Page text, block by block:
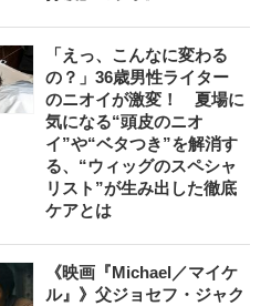
「えっ、こんなに変わる
の？」36歳男性ライター
のニオイが激変！ 夏場に
気になる“頭皮のニオ
イ”や“ベタつき”を解消す
る、“ウィッグのスペシャ
リスト”が生み出した徹底
ケアとは
《映画『Michael／マイケ
ル』》父ジョセフ・ジャク